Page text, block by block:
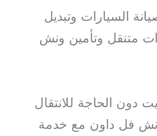
السيارات وتبديل
متنقل وتأمين ونش
دون الحاجة للانتقال
ونش فل داون مع خدمة